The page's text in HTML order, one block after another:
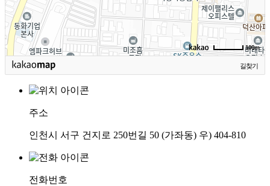
100m
길찾기
주소
인천시 서구 건지로 250번길 50 (가좌동) 우) 404-810
전화번호